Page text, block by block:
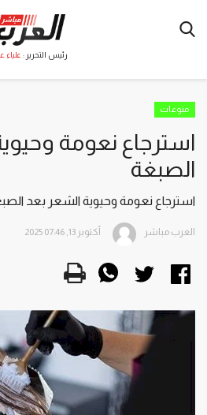
رئيس التحرير : علياء
منوعات
استرجاع نعومة
الصبغة
استرجاع نعومة وحيوية الشعر بعد
العرب مباشر أكتوبر 13, 2025 07:46